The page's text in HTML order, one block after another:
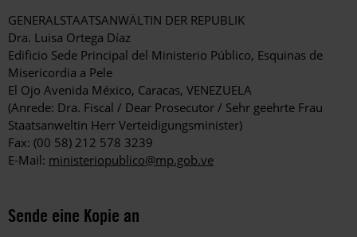
GENERALSTAATSANWÄLTIN DER REPUBLIK
Dra. Luisa Ortega Díaz
Edificio Sede Principal del Ministerio Público, Esquinas de
Misericordia a Pele
El Ojo Avenida México, Caracas, VENEZUELA
(Anrede: Dra. Fiscal / Dear Prosecutor / Sehr geehrte Frau
Staatsanweltin Herr Verteidigungsminister)
Fax: (00 58) 212 578 3239
E-Mail: ministeriopublico@mp.gob.ve
Sende eine Kopie an